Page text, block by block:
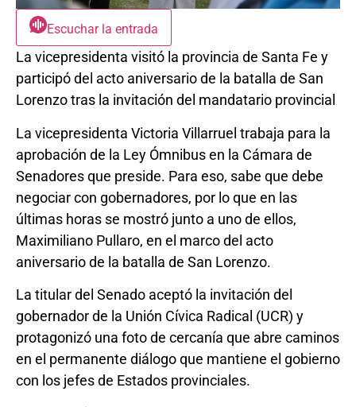
Escuchar la entrada
La vicepresidenta visitó la provincia de Santa Fe y
participó del acto aniversario de la batalla de San
Lorenzo tras la invitación del mandatario provincial
La vicepresidenta Victoria Villarruel trabaja para la
aprobación de la Ley Ómnibus en la Cámara de
Senadores que preside. Para eso, sabe que debe
negociar con gobernadores, por lo que en las
últimas horas se mostró junto a uno de ellos,
Maximiliano Pullaro, en el marco del acto
aniversario de la batalla de San Lorenzo.
La titular del Senado aceptó la invitación del
gobernador de la Unión Cívica Radical (UCR) y
protagonizó una foto de cercanía que abre caminos
en el permanente diálogo que mantiene el gobierno
con los jefes de Estados provinciales.